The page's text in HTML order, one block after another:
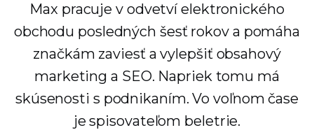
Max pracuje v odvetví elektronického
obchodu posledných šesť rokov a pomáha
značkám zaviesť a vylepšiť obsahový
marketing a SEO. Napriek tomu má
skúsenosti s podnikaním. Vo voľnom čase
je spisovateľom beletrie.